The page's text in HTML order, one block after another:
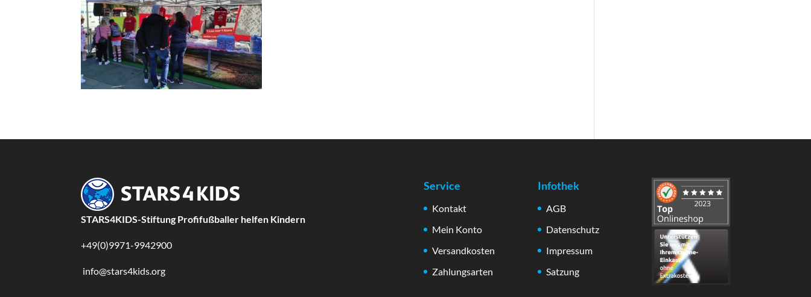
STARS4KIDS-Stiftung Profifußballer helfen Kindern
+49(0)9971-9942900
info@stars4kids.org
Service
Kontakt
Mein Konto
Versandkosten
Zahlungsarten
Infothek
AGB
Datenschutz
Impressum
Satzung